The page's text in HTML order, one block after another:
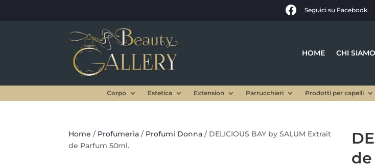
 Seguici su Facebook
HOME CHI SIAMO
Corpo Estetica Extension Parrucchieri Prodotti per capelli
Home / Profumeria / Profumi Donna / DELICIOUS BAY by SALUM Extrait
de Parfum 50ml.